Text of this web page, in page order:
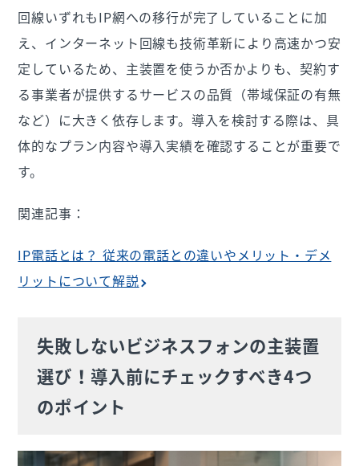
回線いずれもIP網への移行が完了していることに加
え、インターネット回線も技術革新により高速かつ安
定しているため、主装置を使うか否かよりも、契約す
る事業者が提供するサービスの品質（帯域保証の有無
など）に大きく依存します。導入を検討する際は、具
体的なプラン内容や導入実績を確認することが重要で
す。
関連記事：
IP電話とは？ 従来の電話との違いやメリット・デメ
リットについて解説
失敗しないビジネスフォンの主装置
選び！導入前にチェックすべき4つ
のポイント